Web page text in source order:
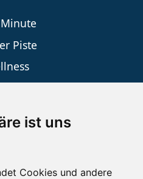
ist uns
Cookies und andere
Piste
SKI APP
für iOS und Android - Ein
und Schneefreaks!